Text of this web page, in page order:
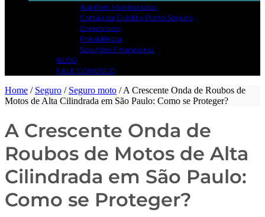
Alarmes Monitorados
Cartão de Crédito Porto Seguro
Consórcios
Previdência
Soluções Financeiras
BLOG
FALE CONOSCO
Home / Seguro / Seguro moto /A Crescente Onda de Roubos de
Motos de Alta Cilindrada em São Paulo: Como se Proteger?
A Crescente Onda de
Roubos de Motos de Alta
Cilindrada em São Paulo:
Como se Proteger?